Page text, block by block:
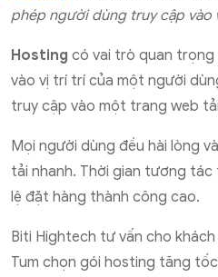
phép người dùng truy cập vào
Hosting có vai trò quan
vào vị trí trí của một người
truy cập vào một trang web
Mọi người dùng đều hài lòng
tải nhanh. Thời gian tương
lệ đặt hàng thành công cao.
Biti Hightech tư vấn cho
Tum chọn gói hosting tăng